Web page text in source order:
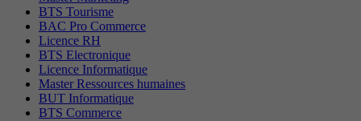
BTS Tourisme
BAC Pro Commerce
Licence RH
BTS Electronique
Licence Informatique
Master Ressources humaines
BUT Informatique
BTS Commerce